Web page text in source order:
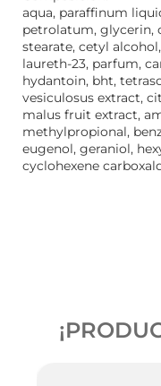
aqua, paraffinum
petrolatum, glycerin,
stearate, cetyl
laureth-23, parfum,
hydantoin, bht,
vesiculosus extract,
malus fruit extract,
methylpropional,
eugenol, geraniol,
cyclohexene